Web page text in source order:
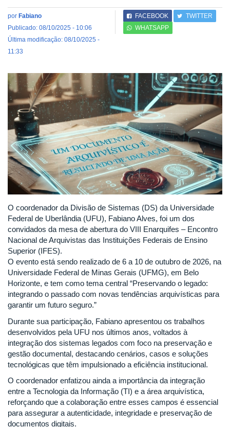
por Fabiano
Publicado: 08/10/2025 - 10:06
Última modificação: 08/10/2025 -
11:33
FACEBOOK
TWITTER
WHATSAPP
O coordenador da Divisão de Sistemas (DS) da Universidade
Federal de Uberlândia (UFU), Fabiano Alves, foi um dos
convidados da mesa de abertura do VIII Enarquifes – Encontro
Nacional de Arquivistas das Instituições Federais de Ensino
Superior (IFES).
O evento está sendo realizado de 6 a 10 de outubro de 2026, na
Universidade Federal de Minas Gerais (UFMG), em Belo
Horizonte, e tem como tema central “Preservando o legado:
integrando o passado com novas tendências arquivísticas para
garantir um futuro seguro.”
Durante sua participação, Fabiano apresentou os trabalhos
desenvolvidos pela UFU nos últimos anos, voltados à
integração dos sistemas legados com foco na preservação e
gestão documental, destacando cenários, casos e soluções
tecnológicas que têm impulsionado a eficiência institucional.
O coordenador enfatizou ainda a importância da integração
entre a Tecnologia da Informação (TI) e a área arquivística,
reforçando que a colaboração entre esses campos é essencial
para assegurar a autenticidade, integridade e preservação de
documentos digitais.